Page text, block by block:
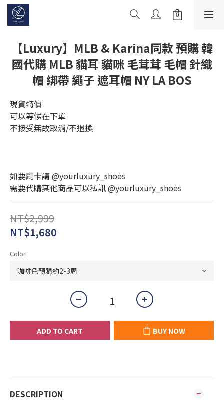
【Luxury】MLB & Karina同款 預購 韓
國代購 MLB 貓耳 貓咪 毛茸茸 毛帽 針織
帽 綁帶 繩子 遮耳帽 NY LA BOS
現貨特價
可以等候在下單
不接受無故取消/不退換
如要刷卡請 @yourluxury_shoes
需要代購其他商品可以私訊 @yourluxury_shoes
NT$2,999
NT$1,680
Color
ADD TO CART BUY NOW
DESCRIPTION